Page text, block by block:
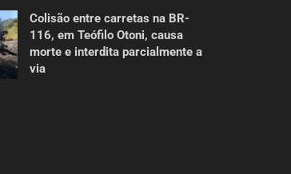
Colisão entre carretas na BR-
116, em Teófilo Otoni, causa
morte e interdita parcialmente a
via